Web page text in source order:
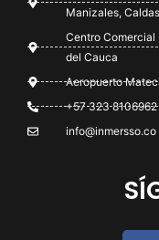
Manizales, Caldas
Centro Comercial
del Cauca
Aeropuerto
+57 323 8106962
info@inmersso.co